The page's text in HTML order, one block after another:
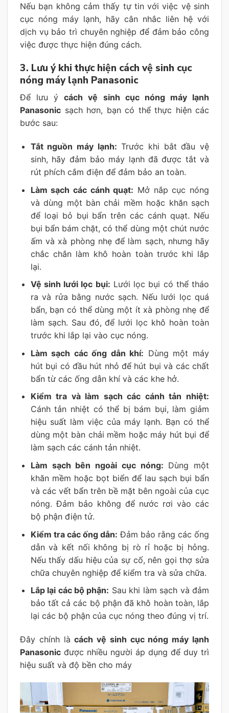
Nếu bạn không cảm thấy tự tin với việc vệ sinh
cục nóng máy lạnh, hãy cân nhắc liên hệ với
dịch vụ bảo trì chuyên nghiệp để đảm bảo công
việc được thực hiện đúng cách.
3. Lưu ý khi thực hiện cách vệ sinh cục
nóng máy lạnh Panasonic
Để lưu ýcách vệ sinh cục nóng máy lạnh
Panasonic sạch hơn, bạn có thể thực hiện các
bước sau:
Tắt nguồn máy lạnh: Trước khi bắt đầu vệ
sinh, hãy đảm bảo máy lạnh đã được tắt và
rút phích cắm điện để đảm bảo an toàn.
Làm sạch các cánh quạt: Mở nắp cục nóng
và dùng một bàn chải mềm hoặc khăn sạch
để loại bỏ bụi bẩn trên các cánh quạt. Nếu
bụi bẩn bám chặt, có thể dùng một chút nước
ấm và xà phòng nhẹ để làm sạch, nhưng hãy
chắc chắn làm khô hoàn toàn trước khi lắp
lại.
Vệ sinh lưới lọc bụi: Lưới lọc bụi có thể tháo
ra và rửa bằng nước sạch. Nếu lưới lọc quá
bẩn, bạn có thể dùng một ít xà phòng nhẹ để
làm sạch. Sau đó, để lưới lọc khô hoàn toàn
trước khi lắp lại vào cục nóng.
Làm sạch các ống dẫn khí: Dùng một máy
hút bụi có đầu hút nhỏ để hút bụi và các chất
bẩn từ các ống dẫn khí và các khe hở.
Kiểm tra và làm sạch các cánh tản nhiệt:
Cánh tản nhiệt có thể bị bám bụi, làm giảm
hiệu suất làm việc của máy lạnh. Bạn có thể
dùng một bàn chải mềm hoặc máy hút bụi để
làm sạch các cánh tản nhiệt.
Làm sạch bên ngoài cục nóng: Dùng một
khăn mềm hoặc bọt biển để lau sạch bụi bẩn
và các vết bẩn trên bề mặt bên ngoài của cục
nóng. Đảm bảo không để nước rơi vào các
bộ phận điện tử.
Kiểm tra các ống dẫn: Đảm bảo rằng các ống
dẫn và kết nối không bị rò rỉ hoặc bị hỏng.
Nếu thấy dấu hiệu của sự cố, nên gọi thợ sửa
chữa chuyên nghiệp để kiểm tra và sửa chữa.
Lắp lại các bộ phận: Sau khi làm sạch và đảm
bảo tất cả các bộ phận đã khô hoàn toàn, lắp
lại các bộ phận của cục nóng theo đúng vị trí.
Đây chính làcách vệ sinh cục nóng máy lạnh
Panasonic được nhiều người áp dụng để duy trì
hiệu suất và độ bền cho máy